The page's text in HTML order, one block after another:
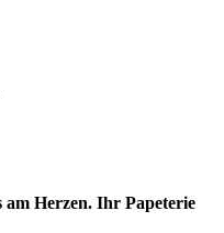
am Herzen. Ihr Papeterie